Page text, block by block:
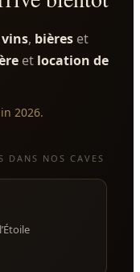
vins, bièreset
et location de
2026.
DANS NOS CAVES